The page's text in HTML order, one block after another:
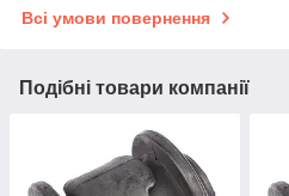
Всі умови повернення
Подібні товари компанії